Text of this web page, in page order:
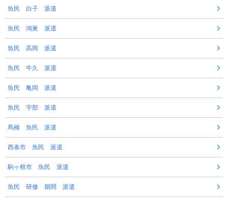
魚民 白子 派遣
魚民 鴻巣 派遣
魚民 高岡 派遣
魚民 牛久 派遣
魚民 亀岡 派遣
魚民 宇部 派遣
馬橋 魚民 派遣
西条市 魚民 派遣
駒ヶ根市 魚民 派遣
魚民 研修 期間 派遣